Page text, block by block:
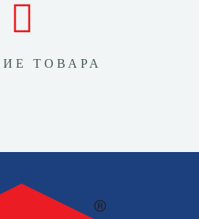
ТОВАРА